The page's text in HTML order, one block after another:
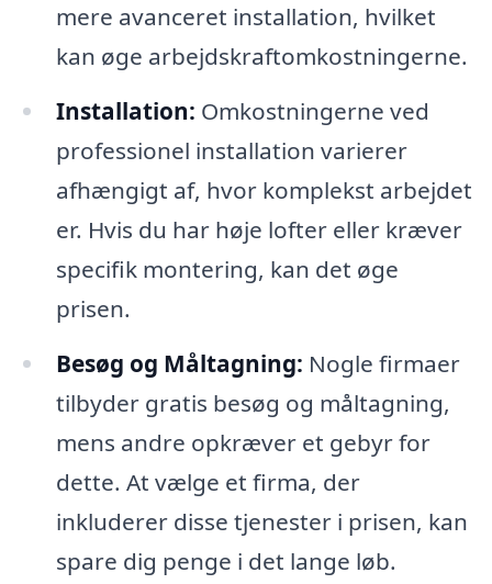
mere avanceret installation, hvilket
kan øge arbejdskraftomkostningerne.
Installation: Omkostningerne ved
professionel installation varierer
afhængigt af, hvor komplekst arbejdet
er. Hvis du har høje lofter eller kræver
specifik montering, kan det øge
prisen.
Besøg og Måltagning: Nogle firmaer
tilbyder gratis besøg og måltagning,
mens andre opkræver et gebyr for
dette. At vælge et firma, der
inkluderer disse tjenester i prisen, kan
spare dig penge i det lange løb.